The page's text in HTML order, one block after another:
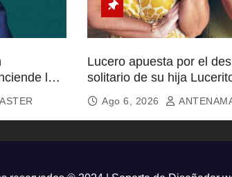
la
Lucero apuesta por el
solitario de su hija
Ago 6, 2026